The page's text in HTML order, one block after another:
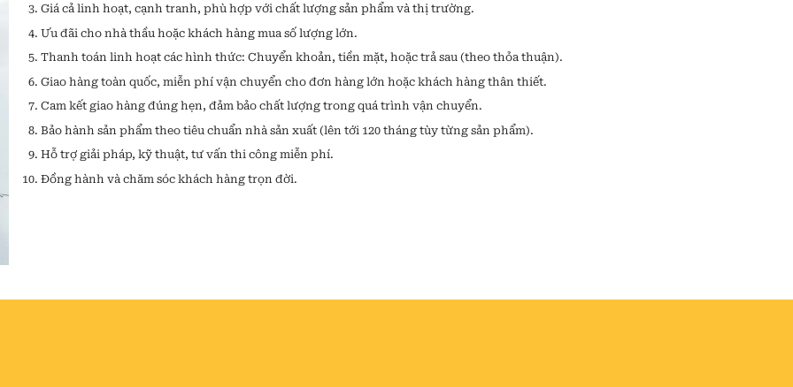
Giá cả linh hoạt, cạnh tranh, phù hợp với chất lượng sản phẩm và thị trường.
Ưu đãi cho nhà thầu hoặc khách hàng mua số lượng lớn.
Thanh toán linh hoạt các hình thức: Chuyển khoản, tiền mặt, hoặc trả sau (theo thỏa thuận).
Giao hàng toàn quốc, miễn phí vận chuyển cho đơn hàng lớn hoặc khách hàng thân thiết.
Cam kết giao hàng đúng hẹn, đảm bảo chất lượng trong quá trình vận chuyển.
Bảo hành sản phẩm theo tiêu chuẩn nhà sản xuất (lên tới 120 tháng tùy từng sản phẩm).
Hỗ trợ giải pháp, kỹ thuật, tư vấn thi công miễn phí.
Đồng hành và chăm sóc khách hàng trọn đời.